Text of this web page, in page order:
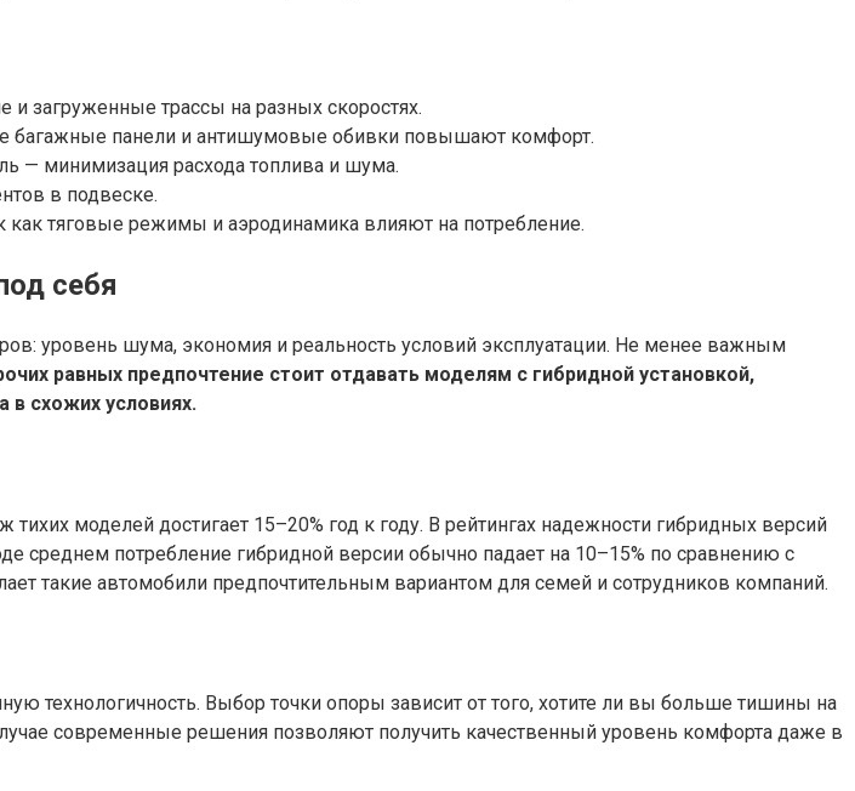
и загруженные трассы на разных скоростях.
багажные панели и антишумовые обивки повышают комфорт.
— минимизация расхода топлива и шума.
в подвеске.
тяговые режимы и аэродинамика влияют на потребление.
себя
уровень шума, экономия и реальность условий эксплуатации. Не менее важным
равных предпочтение стоит отдавать моделям с гибридной установкой,
схожих условиях.
моделей достигает 15–20% год к году. В рейтингах надежности гибридных версий
потребление гибридной версии обычно падает на 10–15% по сравнению с
такие автомобили предпочтительным вариантом для семей и сотрудников компаний.
технологичность. Выбор точки опоры зависит от того, хотите ли вы больше тишины на
современные решения позволяют получить качественный уровень комфорта даже в